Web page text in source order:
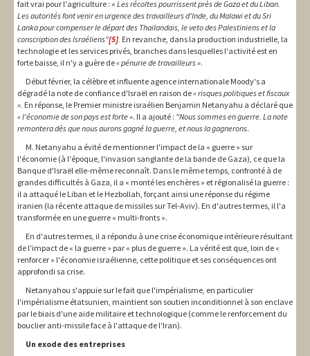
fait vrai pour l'agriculture : « Les récoltes pourrissent près de Gaza et du Liban.
Les autorités font venir en urgence des travailleurs d'Inde, du Malawi et du Sri
Lanka pour compenser le départ des Thaïlandais, le veto des Palestiniens et la
conscription des Israéliens"[5]. En revanche, dans la production industrielle, la
technologie et les services privés, branches dans lesquelles l'activité est en
forte baisse, il n'y a guère de« pénurie de travailleurs ».
Début février, la célèbre et influente agence internationale Moody's a
dégradé la note de confiance d'Israël en raison de« risques politiques et fiscaux
». En réponse, le Premier ministre israélien Benjamin Netanyahu a déclaré que
« l'économie de son pays est forte ». Il a ajouté : "Nous sommes en guerre. La note
remontera dès que nous aurons gagné la guerre, et nous la gagnerons.
M. Netanyahu a évité de mentionner l'impact de la « guerre » sur
l'économie (à l'époque, l'invasion sanglante de la bande de Gaza), ce que la
Banque d'Israël elle-même reconnaît. Dans le même temps, confronté à de
grandes difficultés à Gaza, il a « monté les enchères » et régionalisé la guerre :
il a attaqué le Liban et le Hezbollah, forçant ainsi une réponse du régime
iranien (la récente attaque de missiles sur Tel-Aviv). En d'autres termes, il l'a
transformée en une guerre « multi-fronts ».
En d'autres termes, il a répondu à une crise économique intérieure résultant
de l'impact de « la guerre » par « plus de guerre ». La vérité est que, loin de «
renforcer » l'économie israélienne, cette politique et ses conséquences ont
approfondi sa crise.
Netanyahou s'appuie sur le fait que l'impérialisme, en particulier
l'impérialisme étatsunien, maintient son soutien inconditionnel à son enclave
par le biais d'une aide militaire et technologique (comme le renforcement du
bouclier anti-missile face à l'attaque de l'Iran).
Un exode des entreprises